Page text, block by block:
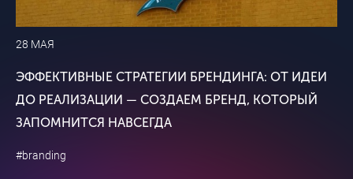
28 МАЯ
ЭФФЕКТИВНЫЕ СТРАТЕГИИ БРЕНДИНГА: ОТ ИДЕИ
ДО РЕАЛИЗАЦИИ — СОЗДАЕМ БРЕНД, КОТОРЫЙ
ЗАПОМНИТСЯ НАВСЕГДА
#branding